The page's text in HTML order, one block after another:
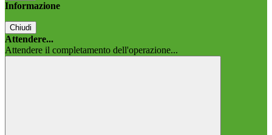
Informazione
Chiudi
Attendere...
Attendere il completamento dell'operazione...